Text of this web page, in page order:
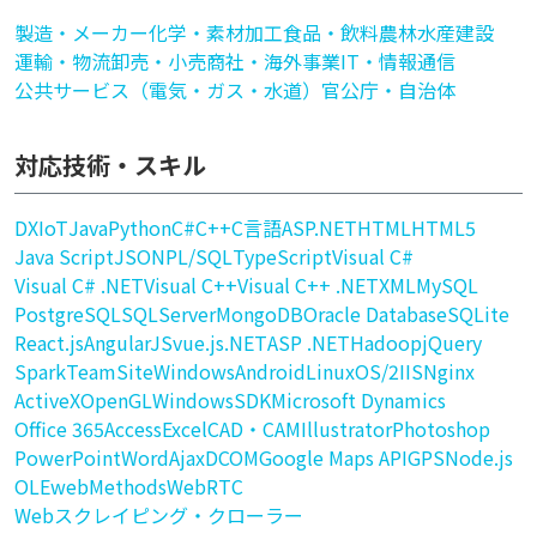
製造・メーカー化学・素材加工食品・飲料農林水産建設
運輸・物流卸売・小売商社・海外事業IT・情報通信
公共サービス（電気・ガス・水道） 官公庁・自治体
対応技術・スキル
DXIoTJavaPythonC#C++C言語ASP.NETHTMLHTML5
Java ScriptJSONPL/SQLTypeScriptVisual C#
Visual C# .NETVisual C++Visual C++ .NETXMLMySQL
PostgreSQLSQLServerMongoDBOracle DatabaseSQLite
React.jsAngularJSvue.js.NETASP .NETHadoopjQuery
SparkTeamSiteWindowsAndroidLinuxOS/2IISNginx
ActiveXOpenGLWindowsSDKMicrosoft Dynamics
Office 365AccessExcelCAD・CAMIllustratorPhotoshop
PowerPointWordAjaxDCOMGoogle Maps APIGPSNode.js
OLEwebMethodsWebRTC
Webスクレイピング・クローラー